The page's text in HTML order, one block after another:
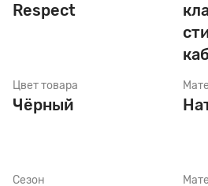
Respect
Цвет товара
Чёрный
Сезон